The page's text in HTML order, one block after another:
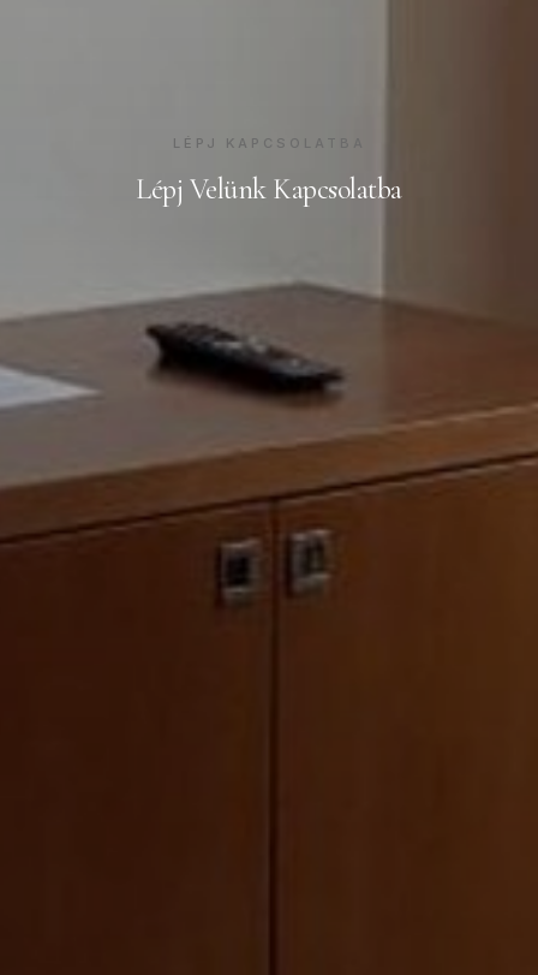
LÉPJ KAPCSOLATBA
Lépj Velünk Kapcsolatba